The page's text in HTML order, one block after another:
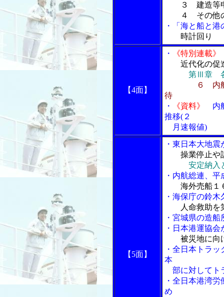
３ 建造等申
４ その他の
・「海と船と
時計回り
【4面】
・ 《特別連載》
近代化の促
第Ⅲ章
６ 内
待
・
《資料》
内
推移(２
月速報値)
【5面】
・東日本大地
操業停止や
安定納入
・内航総連、
海外売船１
・海保庁の鈴
人命救助を
・宮城県の造
・日本港運協
被災地に向
・全日本トラ
本
部に対してト
・全日本港湾
め